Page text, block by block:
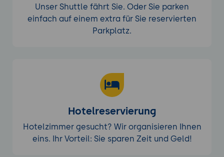
Unser Shuttle fährt Sie. Oder Sie parken
einfach auf einem extra für Sie reservierten
Parkplatz.
Hotelreservierung
Hotelzimmer gesucht? Wir organisieren Ihnen
eins. Ihr Vorteil: Sie sparen Zeit und Geld!